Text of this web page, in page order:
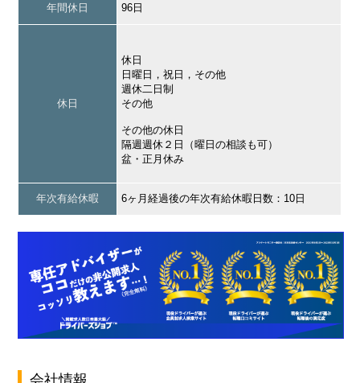
年間休日 96日
休日
休日
日曜日，祝日，その他
週休二日制
その他
その他の休日
隔週週休２日（曜日の相談も可）
盆・正月休み
年次有給休暇 6ヶ月経過後の年次有給休暇日数：10日